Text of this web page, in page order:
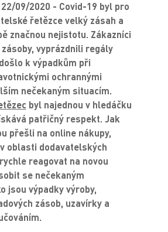
09/2020 - Covid-19 byl pro
řetězce velký zásah a
značnou nejistotu. Zákazníci
vyprázdnili regály
k výpadkům při
ochrannými
nečekaným situacím.
byl najednou v hledáčku
patřičný respekt. Jak
přešli na online nákupy,
oblasti dodavatelských
reagovat na novou
se nečekaným
jsou výpadky výroby,
zásob, uzavírky a